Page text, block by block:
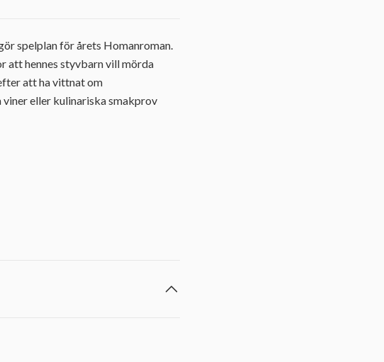
spelplan för årets Homanroman.
att hennes styvbarn vill mörda
att ha vittnat om
eller kulinariska smakprov